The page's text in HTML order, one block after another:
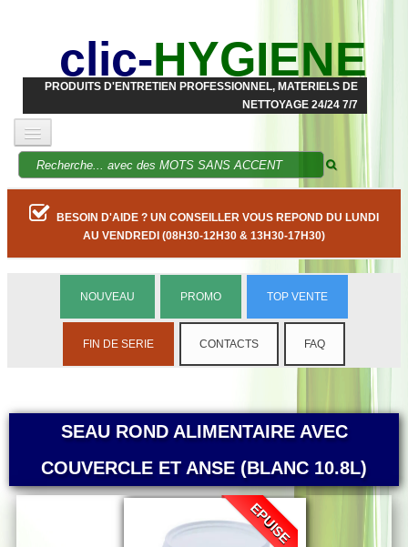
clic-HYGIENE
PRODUITS D'ENTRETIEN PROFESSIONNEL, MATERIELS DE
NETTOYAGE 24/24 7/7
BESOIN D'AIDE ? UN CONSEILLER VOUS REPOND DU LUNDI
AU VENDREDI (08H30-12H30 & 13H30-17H30)
NOUVEAU PROMO TOP VENTE
FIN DE SERIE CONTACTS FAQ
SEAU ROND ALIMENTAIRE AVEC
COUVERCLE ET ANSE (BLANC 10.8L)
EPUISE